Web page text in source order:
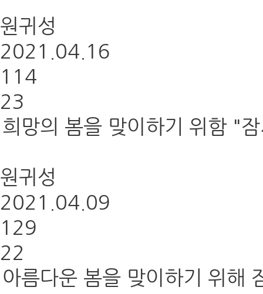
원귀성
2021.04.16
114
23
희망의 봄을 맞이하기 위함 "
원귀성
2021.04.09
129
22
아름다운 봄을 맞이하기 위해